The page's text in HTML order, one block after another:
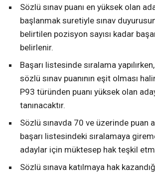
Sözlü sınav puanı en yüksek olan
başlanmak suretiyle sınav
belirtilen pozisyon sayısı kadar
belirlenir.
Başarı listesinde sıralama
sözlü sınav puanının eşit olması
P93 türünden puanı yüksek olan
tanınacaktır.
Sözlü sınavda 70 ve üzerinde puan
başarı listesindeki sıralamaya
adaylar için müktesep hak teşkil
Sözlü sınava katılmaya hak